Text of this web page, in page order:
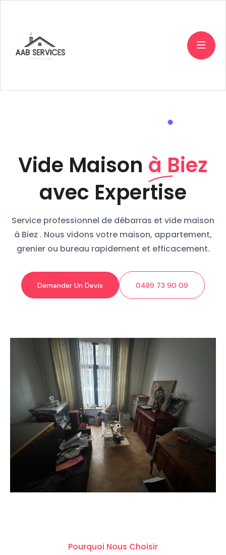
Vide Maison à Biez
avec Expertise
Service professionnel de débarras et vide maison
à Biez . Nous vidons votre maison, appartement,
grenier ou bureau rapidement et efficacement.
Demander Un Devis 0489 73 90 09
Pourquoi Nous Choisir